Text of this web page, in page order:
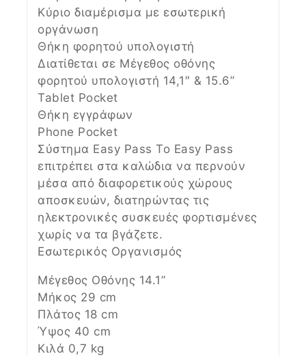
Κύριο διαμέρισμα με εσωτερική
οργάνωση
Θήκη φορητού υπολογιστή
Διατίθεται σε Μέγεθος οθόνης
φορητού υπολογιστή 14,1″ & 15.6”
Tablet Pocket
Θήκη εγγράφων
Phone Pocket
Σύστημα Easy Pass Το Easy Pass
επιτρέπει στα καλώδια να περνούν
μέσα από διαφορετικούς χώρους
αποσκευών, διατηρώντας τις
ηλεκτρονικές συσκευές φορτισμένες
χωρίς να τα βγάζετε.
Εσωτερικός Οργανισμός
Μέγεθος Οθόνης 14.1”
Μήκος 29 cm
Πλάτος 18 cm
Ύψος 40 cm
Κιλά 0,7 kg